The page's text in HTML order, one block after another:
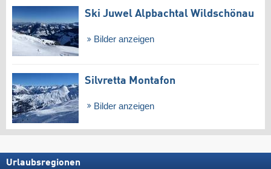
Ski Juwel Alpbachtal Wildschönau
Bilder anzeigen
Silvretta Montafon
Bilder anzeigen
Urlaubsregionen